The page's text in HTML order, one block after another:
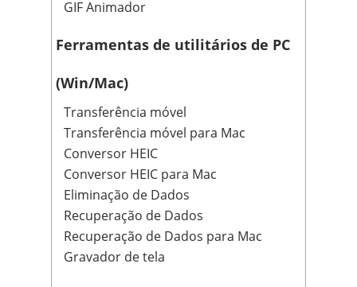
GIF Animador
Ferramentas de utilitários de PC
(Win/Mac)
Transferência móvel
Transferência móvel para Mac
Conversor HEIC
Conversor HEIC para Mac
Eliminação de Dados
Recuperação de Dados
Recuperação de Dados para Mac
Gravador de tela